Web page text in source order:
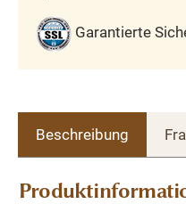
Garantierte
Beschreibung